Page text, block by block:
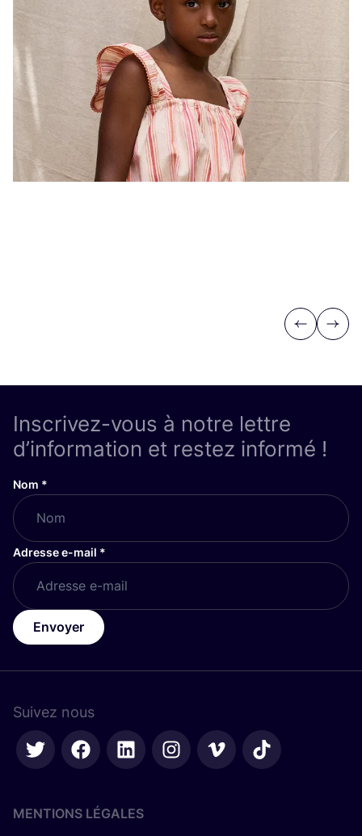
Previous
Next
Inscrivez-vous à notre lettre
d’information et restez informé !
Nom *
Adresse e-mail *
Envoyer
Suivez nous
MENTIONS LÉGALES